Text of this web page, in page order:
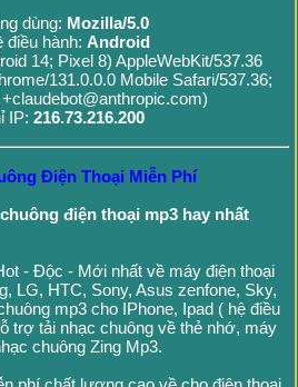
dùng: Mozilla/5.0
điều hành: Android
14; Pixel 8) AppleWebKit/537.36
131.0.0.0 Mobile Safari/537.36;
IP: 216.73.216.200
Điện Thoại Miễn Phí
điện thoại mp3 hay nhất
- Độc - Mới nhất về máy điện thoại
LG, HTC, Sony, Asus zenfone, Sky,
mp3 cho IPhone, Ipad ( hệ điều
trợ tải nhạc chuông về thẻ nhớ, máy
chuông Zing Mp3.